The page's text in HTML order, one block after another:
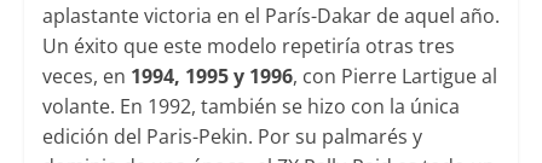
aplastante victoria en el París-Dakar de aquel año.
Un éxito que este modelo repetiría otras tres
veces, en 1994, 1995 y 1996, con Pierre Lartigue al
volante. En 1992, también se hizo con la única
edición del Paris-Pekin. Por su palmarés y